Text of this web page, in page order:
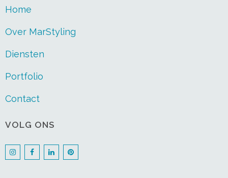
Home
Over MarStyling
Diensten
Portfolio
Contact
VOLG ONS